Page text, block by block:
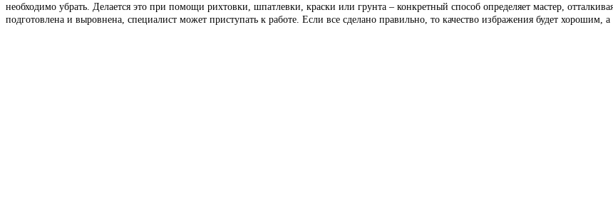
необходимо убрать. Делается это при помощи рихтовки, шпатлевки, краски или грунта – конкретный способ определяет мастер,
подготовлена и выровнена, специалист может приступать к работе. Если все сделано правильно, то качество избражения будет хорошим,